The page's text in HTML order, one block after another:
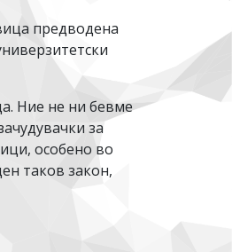
предводена
Ние не ни бевме
за
особено во
таков закон,